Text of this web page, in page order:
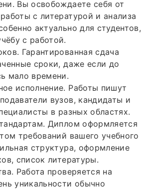
Вы освобождаете себя от
с литературой и анализа
актуально для студентов,
с работой.
Гарантированная сдача
сроки, даже если до
мало времени.
исполнение. Работы пишут
вузов, кандидаты и
в разных областях.
Диплом оформляется
требований вашего учебного
структура, оформление
список литературы.
Работа проверяется на
уникальности обычно